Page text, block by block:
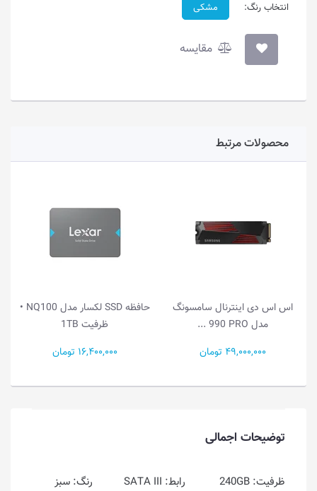
انتخاب رنگ: مشکی
مقایسه
محصولات مرتبط
اس اس دی اینترنال سامسونگ
مدل ‎‎ 990 PRO...
49,000,000 تومان
حافظه SSD لکسار مدل NQ100 •
ظرفیت 1TB
16,400,000 تومان
توضیحات اجمالی
ظرفیت: 240GB رابط: SATA III رنگ: سبز